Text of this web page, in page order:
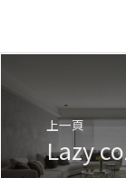
上一頁
Lazy